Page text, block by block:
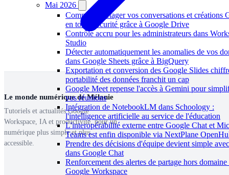
Mai 2026
Comment partager vos conversations et créations
en toute sécurité grâce à Google Drive
Contrôle accru pour les administrateurs dans
Studio
Détecter automatiquement les anomalies de vos
dans Google Sheets grâce à BigQuery
Exportation et conversion des Google Slides
portabilité des données franchit un cap
Google Meet repense l'accès à Gemini pour
vos réunions
Intégration de NotebookLM dans Schoology :
l'intelligence artificielle au service de l'éducation
L'interopérabilité externe entre Google Chat et
Teams est enfin disponible via NextPlane
Prendre des décisions d'équipe devient simple
dans Google Chat
Renforcement des alertes de partage hors domaine
Google Workspace
Le monde numérique de Mélanie
Tutoriels et actualités Google
Workspace, IA et productivité, pour un
numérique plus simple et plus
accessible.